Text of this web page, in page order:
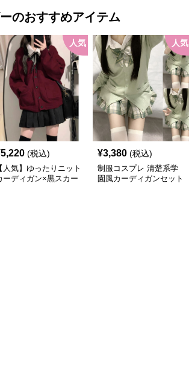
のおすすめアイテム
人気
5,220 (税込)
【人気】ゆったりニット
ーディガン×黒スカー
人気
¥3,380 (税込)
制服コスプレ 清楚系学
園風カーディガンセット